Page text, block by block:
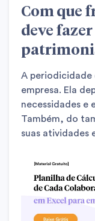
Com que
deve
A periodicidade
empresa. Ela
necessidades e
Também, do
suas atividades